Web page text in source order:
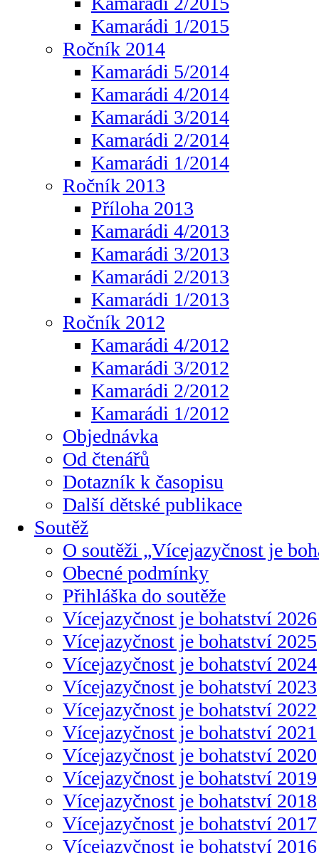
Kamarádi 1/2015
Ročník 2014
Kamarádi 5/2014
Kamarádi 4/2014
Kamarádi 3/2014
Kamarádi 2/2014
Kamarádi 1/2014
Ročník 2013
Příloha 2013
Kamarádi 4/2013
Kamarádi 3/2013
Kamarádi 2/2013
Kamarádi 1/2013
Ročník 2012
Kamarádi 4/2012
Kamarádi 3/2012
Kamarádi 2/2012
Kamarádi 1/2012
Objednávka
Od čtenářů
Dotazník k časopisu
Další dětské publikace
Soutěž
O soutěži „Vícejazyčnost je
Obecné podmínky
Přihláška do soutěže
Vícejazyčnost je bohatství 2026
Vícejazyčnost je bohatství 2025
Vícejazyčnost je bohatství 2024
Vícejazyčnost je bohatství 2023
Vícejazyčnost je bohatství 2022
Vícejazyčnost je bohatství 2021
Vícejazyčnost je bohatství 2020
Vícejazyčnost je bohatství 2019
Vícejazyčnost je bohatství 2018
Vícejazyčnost je bohatství 2017
Vícejazyčnost je bohatství 2016